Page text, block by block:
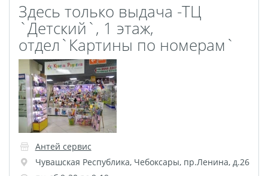
Spotify Glass
ДЕМО ДЕМО
Рекламные конструкции
Обложки для авто
документов
Дизайн фотокниг
Фото на носках
Таблички на дверь
Сертификат
вакцинации
Здесь только выдача -ТЦ
`Детский`, 1 этаж,
отдел`Картины по номерам`
Антей сервис
Чувашская Республика, Чебоксары, пр.Ленина, д.26